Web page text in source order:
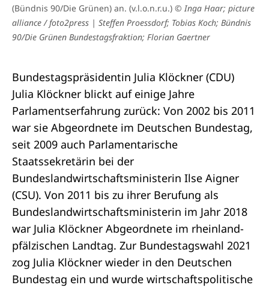
(Bündnis 90/Die Grünen) an. (v.l.o.n.r.u.) © Inga Haar; picture
alliance / foto2press | Steffen Proessdorf; Tobias Koch; Bündnis
90/Die Grünen Bundestagsfraktion; Florian Gaertner
Bundestagspräsidentin Julia Klöckner (CDU)
Julia Klöckner blickt auf einige Jahre
Parlamentserfahrung zurück: Von 2002 bis 2011
war sie Abgeordnete im Deutschen Bundestag,
seit 2009 auch Parlamentarische
Staatssekretärin bei der
Bundeslandwirtschaftsministerin Ilse Aigner
(CSU). Von 2011 bis zu ihrer Berufung als
Bundeslandwirtschaftsministerin im Jahr 2018
war Julia Klöckner Abgeordnete im rheinland-
pfälzischen Landtag. Zur Bundestagswahl 2021
zog Julia Klöckner wieder in den Deutschen
Bundestag ein und wurde wirtschaftspolitische